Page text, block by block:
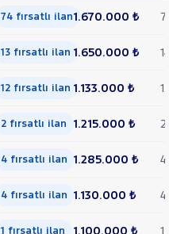
74 fırsatlı ilan1.670.000 ₺
13 fırsatlı ilan 1.650.000 ₺
12 fırsatlı ilan 1.133.000 ₺
2 fırsatlı ilan 1.215.000 ₺ 2
4 fırsatlı ilan 1.285.000 ₺ 4
4 fırsatlı ilan 1.130.000 ₺ 4
1 fırsatlı ilan 1.100.000 ₺ 1